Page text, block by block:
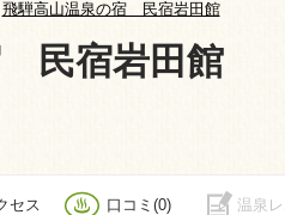
飛騨高山温泉の宿 民宿岩田館
民宿岩田館
セス 口コミ(0) 温泉